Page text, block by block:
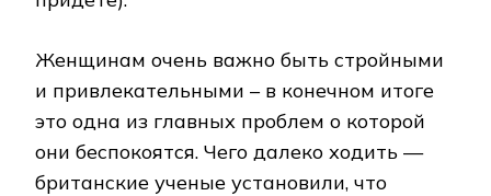
Женщинам очень важно быть стройными
и привлекательными – в конечном итоге
это одна из главных проблем о которой
они беспокоятся. Чего далеко ходить —
британские ученые установили, что